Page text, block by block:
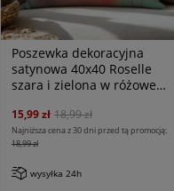
Poszewka dekoracyjna
satynowa 40x40 Roselle
szara i zielona w różowe
15,99 zł 18,99 zł
Najniższa cena z 30 dni przed tą promocją:
18,99 zł
wysyłka 24h